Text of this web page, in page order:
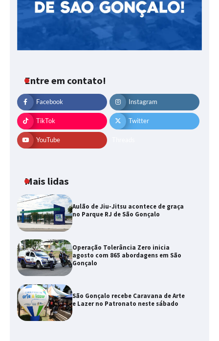
Entre em contato!
Facebook Instagram
TikTok Twitter
YouTube
Mais lidas
Aulão de Jiu-Jitsu acontece de graça
no Parque RJ de São Gonçalo
Operação Tolerância Zero inicia
agosto com 865 abordagens em São
Gonçalo
São Gonçalo recebe Caravana de Arte
e Lazer no Patronato neste sábado